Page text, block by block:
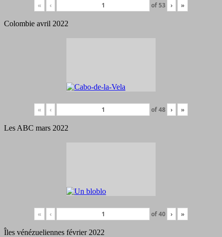
« ‹ of53 › »
Colombie avril 2022
« ‹ of48 › »
Les ABC mars 2022
« ‹ of40 › »
Îles vénézueliennes février 2022